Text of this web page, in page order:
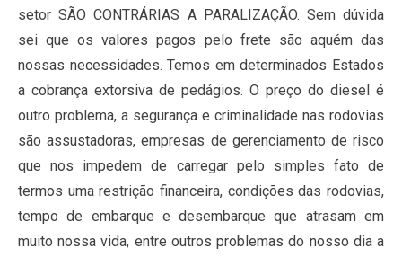
setor SÃO CONTRÁRIAS A PARALIZAÇÃO. Sem dúvida
sei que os valores pagos pelo frete são aquém das
nossas necessidades. Temos em determinados Estados
a cobrança extorsiva de pedágios. O preço do diesel é
outro problema, a segurança e criminalidade nas rodovias
são assustadoras, empresas de gerenciamento de risco
que nos impedem de carregar pelo simples fato de
termos uma restrição financeira, condições das rodovias,
tempo de embarque e desembarque que atrasam em
muito nossa vida, entre outros problemas do nosso dia a